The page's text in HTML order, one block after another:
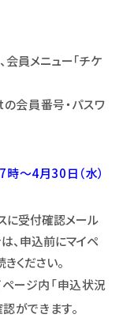
会員メニュー｢チケ
会員番号・パスワ
～4月30日（水）
に受付確認メール
、申込前にマイペ
ください。
ージ内「申込状況
ができます。